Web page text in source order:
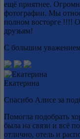
ещё приятнее.
фотографии. Мы
полном восторге !!!!
друзьям!
С большим
Екатерина
Спасибо Алисе за
Помогла подобрать
была на связи и всё
отлично, отель и